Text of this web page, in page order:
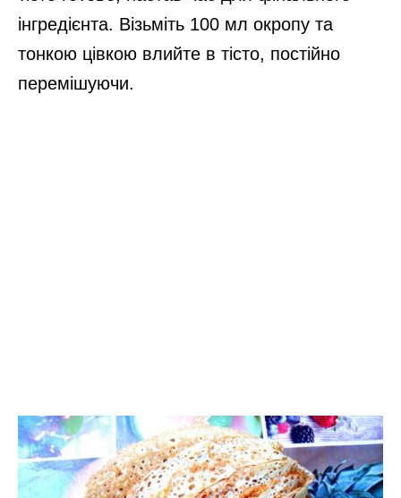
інгредієнта. Візьміть 100 мл окропу та
тонкою цівкою влийте в тісто, постійно
перемішуючи.